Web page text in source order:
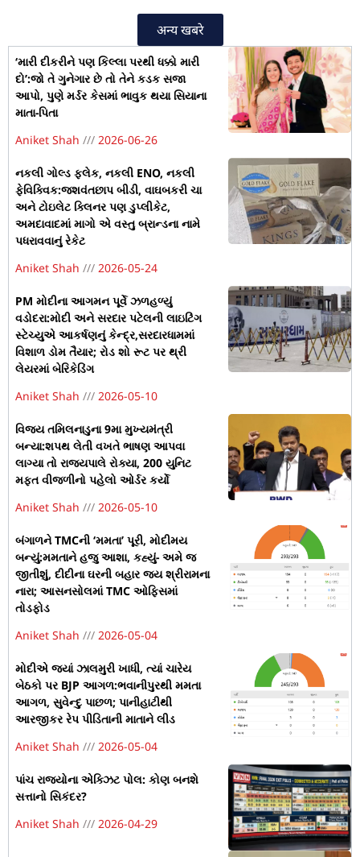
अन्य खबरे
‘મારી દીકરીને પણ કિલ્લા પરથી ધક્કો મારી
દો’:જો તે ગુનેગાર છે તો તેને કડક સજા
આપો, પુણે મર્ડર કેસમાં ભાવુક થયા સિયાના
માતા-પિતા
Aniket Shah
2026-06-26
નકલી ગોલ્ડ ફ્લેક, નકલી ENO, નકલી
ફેવિક્વિક:જશવંતછાપ બીડી, વાઘબકરી ચા
અને ટોઇલેટ ક્લિનર પણ ડુપ્લીકેટ,
અમદાવાદમાં માગો એ વસ્તુ બ્રાન્ડના નામે
પધરાવવાનું રેકેટ
Aniket Shah
2026-05-24
PM મોદીના આગમન પૂર્વે ઝળહળ્યું
વડોદરા:મોદી અને સરદાર પટેલની લાઇટિંગ
સ્ટેચ્યુએ આકર્ષણનું કેન્દ્ર,સરદારધામમાં
વિશાળ ડોમ તૈયાર; રોડ શો રૂટ પર થ્રી
લેયરમાં બેરિકેડિંગ
Aniket Shah
2026-05-10
વિજય તમિલનાડુના 9મા મુખ્યમંત્રી
બન્યા:શપથ લેતી વખતે ભાષણ આપવા
લાગ્યા તો રાજ્યપાલે રોક્યા, 200 યુનિટ
મફત વીજળીનો પહેલો ઓર્ડર કર્યો
Aniket Shah
2026-05-10
બંગાળને TMCની ‘મમતા’ પૂરી, મોદીમય
બન્યું:મમતાને હજુ આશા, કહ્યું- અમે જ
જીતીશું, દીદીના ઘરની બહાર જય શ્રીરામના
નારા; આસનસોલમાં TMC ઓફિસમાં
તોડફોડ
Aniket Shah
2026-05-04
મોદીએ જ્યાં ઝાલમુરી ખાધી, ત્યાં ચારેય
બેઠકો પર BJP આગળ:ભવાનીપુરથી મમતા
આગળ, સુવેન્દુ પાછળ; પાનીહાટીથી
આરજીકર રેપ પીડિતાની માતાને લીડ
Aniket Shah
2026-05-04
પાંચ રાજ્યોના એક્ઝિટ પોલ: કોણ બનશે
સત્તાનો સિકંદર?
Aniket Shah
2026-04-29